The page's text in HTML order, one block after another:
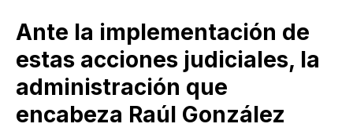
Ante la implementación de
estas acciones judiciales, la
administración que
encabeza Raúl González